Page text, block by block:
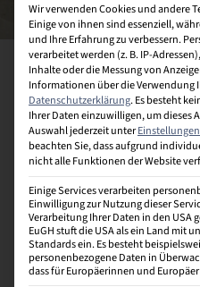
Fachwirt:in
Commerce
Du willst den nächsten
Fachwissen im E-
Abschluss auf
und nur ineinem Jahr
Alsgeprüfte:r
(IHK)qualifizierst du
im E-Commerce und
Wir verwenden Cookies und andere
Einige von ihnen sind essenziell,
und Ihre Erfahrung zu verbessern.
verarbeitet werden (z. B. IP-
Inhalte oder die Messung von
Informationen über die Verwendung
Datenschutzerklärung.Es besteht
Ihrer Daten einzuwilligen, um dieses
Auswahl jederzeit unterEinstellungen
beachten Sie, dass aufgrund
nicht alle Funktionen der Website
Einige Services verarbeiten
Einwilligung zur Nutzung dieser
Verarbeitung Ihrer Daten in den USA
EuGH stuft die USA als ein Land mit
Standards ein. Es besteht
personenbezogene Daten in
dass für Europäerinnen und